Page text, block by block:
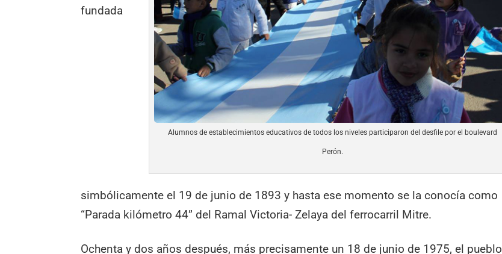
Alumnos de establecimientos educativos de todos los niveles participaron del desfile por el boulevard
Perón.
fundada
simbólicamente el 19 de junio de 1893 y hasta ese momento se la conocía como
“Parada kilómetro 44” del Ramal Victoria- Zelaya del ferrocarril Mitre.
Ochenta y dos años después, más precisamente un 18 de junio de 1975, el pueblo